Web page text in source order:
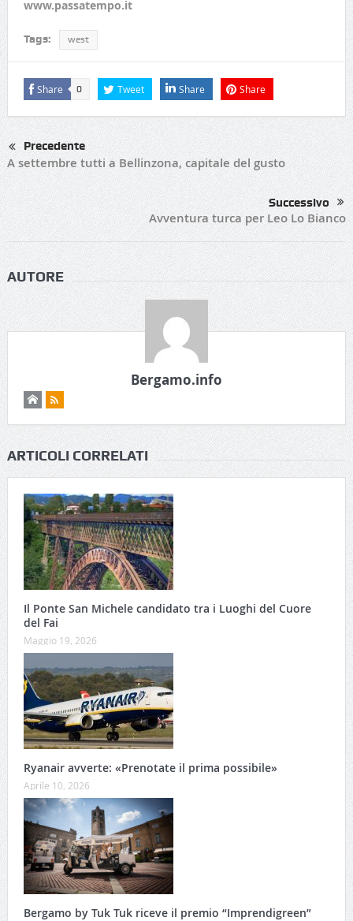
www.passatempo.it
Tags: west
Share 0 Tweet Share Share
Precedente
A settembre tutti a Bellinzona, capitale del gusto
Successivo
Avventura turca per Leo Lo Bianco
AUTORE
Bergamo.info
ARTICOLI CORRELATI
Il Ponte San Michele candidato tra i Luoghi del Cuore
del Fai
Maggio 19, 2026
Ryanair avverte: «Prenotate il prima possibile»
Aprile 10, 2026
Bergamo by Tuk Tuk riceve il premio “Imprendigreen”